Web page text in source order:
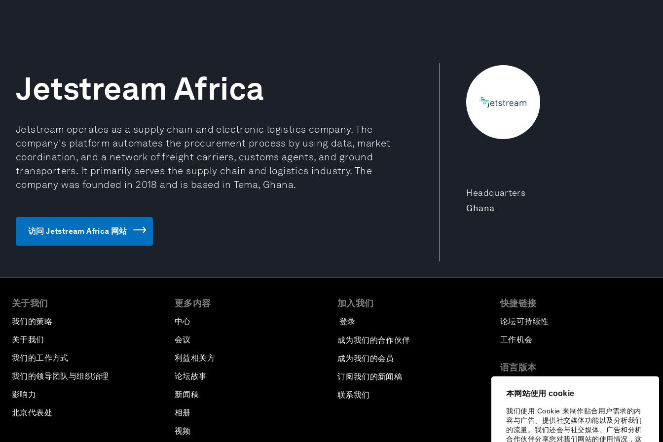
本网站使用 cookie
我们使用 Cookie 来制作贴合用户需求的内
容与广告、提供社交媒体功能以及分析我们
的流量。我们还会与社交媒体、广告和分析
合作伙伴分享您对我们网站的使用情况，这
Headquarters
Ghana
Jetstream Africa
Jetstream operates as a supply chain and electronic logistics company. The
company's platform automates the procurement process by using data, market
coordination, and a network of freight carriers, customs agents, and ground
transporters. It primarily serves the supply chain and logistics industry. The
company was founded in 2018 and is based in Tema, Ghana.
访问 Jetstream Africa 网站
关于我们
我们的策略
关于我们
我们的工作方式
我们的领导团队与组织治理
影响力
北京代表处
更多内容
中心
会议
利益相关方
论坛故事
新闻稿
相册
视频
加入我们
登录
成为我们的合作伙伴
成为我们的会员
订阅我们的新闻稿
联系我们
快捷链接
论坛可持续性
工作机会
语言版本